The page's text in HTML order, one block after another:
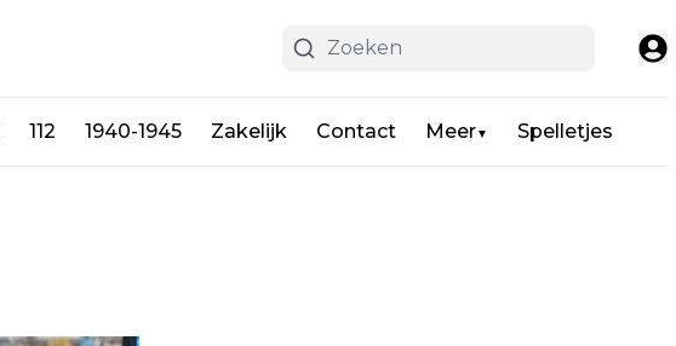
112 1940-1945 Zakelijk Contact Meer▼ Spelletjes